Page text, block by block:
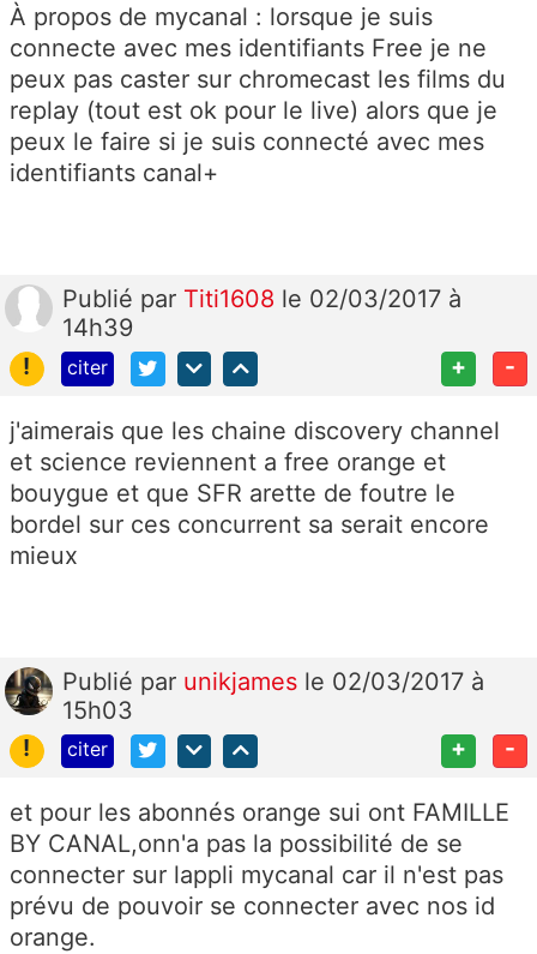
À propos de mycanal : lorsque je suis
connecte avec mes identifiants Free je ne
peux pas caster sur chromecast les films du
replay (tout est ok pour le live) alors que je
peux le faire si je suis connecté avec mes
identifiants canal+
Publié par Titi1608 le 02/03/2017 à
14h39
!
citer + -
j'aimerais que les chaine discovery channel
et science reviennent a free orange et
bouygue et que SFR arette de foutre le
bordel sur ces concurrent sa serait encore
mieux
Publié par unikjames le 02/03/2017 à
15h03
!
citer + -
et pour les abonnés orange sui ont FAMILLE
BY CANAL,onn'a pas la possibilité de se
connecter sur lappli mycanal car il n'est pas
prévu de pouvoir se connecter avec nos id
orange.